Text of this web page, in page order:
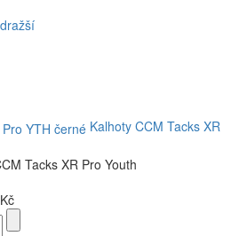
Kalhoty CCM Tacks XR
Tacks XR Pro Youth